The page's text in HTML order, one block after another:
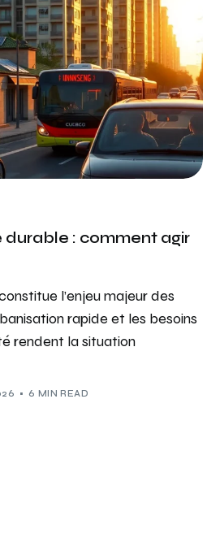
: comment agir
l’enjeu majeur des
rapide et les besoins
rendent la situation
6 MIN READ